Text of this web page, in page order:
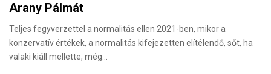
Arany Pálmát
Teljes fegyverzettel a normalitás ellen 2021-ben, mikor a
konzervatív értékek, a normalitás kifejezetten elítélendő, sőt, ha
valaki kiáll mellette, még…